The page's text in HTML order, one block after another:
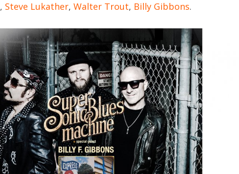
, Steve Lukather,Walter Trout, Billy Gibbons.